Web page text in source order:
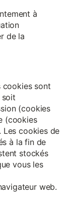
à
de la
cookies sont
(cookies
(cookies
Les cookies de
à la fin de
stockés
vous les
web.